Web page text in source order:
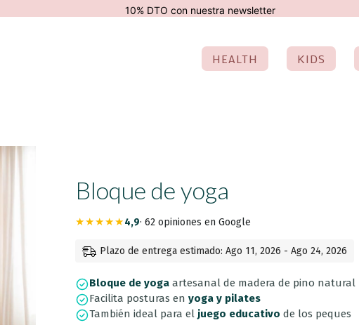
10% DTO con nuestra newsletter
HEALTH KIDS
Bloque de yoga
★★★★★4,9· 62 opiniones en Google
Plazo de entrega estimado: Ago 11, 2026 - Ago 24, 2026
Bloque de yogaartesanal de madera de pino natural
Facilita posturas en yoga y pilates
También ideal para el juego educativo de los peques
modal-check